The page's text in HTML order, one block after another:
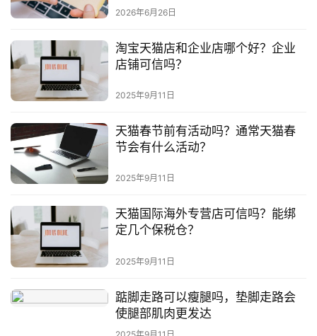
2026年6月26日
淘宝天猫店和企业店哪个好？企业
店铺可信吗？
2025年9月11日
天猫春节前有活动吗？通常天猫春
节会有什么活动？
2025年9月11日
天猫国际海外专营店可信吗？能绑
定几个保税仓？
2025年9月11日
踮脚走路可以瘦腿吗，垫脚走路会
使腿部肌肉更发达